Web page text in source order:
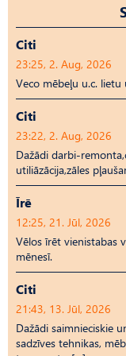
Citi
23:25, 2. Aug, 2026
Veco mēbeļu u.c.
Citi
23:22, 2. Aug, 2026
Dažādi darbi-
utiliāzācija,zāles
Īrē
12:25, 21. Jūl, 2026
Vēlos īrēt vienistabas
mēnesī.
Citi
21:43, 13. Jūl, 2026
Dažādi saimnieciskie
sadzīves tehnikas,